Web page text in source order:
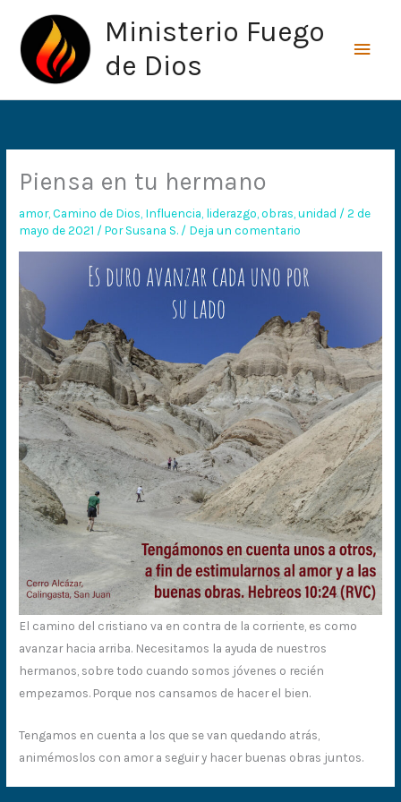
contenido
Ministerio Fuego
de Dios
Piensa en tu hermano
amor,Camino de Dios Influencia liderazgo ,obras ,unidad /2 de
mayo de 2021 / PorSusana S. / Deja un comentario
El camino del cristiano va en contra de la corriente, es como
avanzar hacia arriba. Necesitamos la ayuda de nuestros
hermanos, sobre todo cuando somos jóvenes o recién
empezamos. Porque nos cansamos de hacer el bien.
Tengamos en cuenta a los que se van quedando atrás,
animémoslos con amor a seguir y hacer buenas obras juntos.